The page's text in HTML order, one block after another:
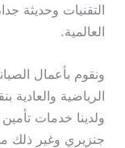
التقنيات وحديثة
العالمية.
ونقوم بأعمال
الرياضية والعادية
ولدينا خدمات
جنزيري وغير ذلك